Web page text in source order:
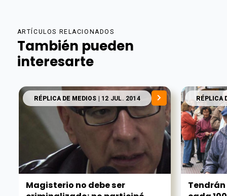
ARTÍCULOS RELACIONADOS
También pueden
interesarte
RÉPLICA DE MEDIOS | 12 JUL. 2014
Magisterio no debe ser
RÉPLICA
Tendrán